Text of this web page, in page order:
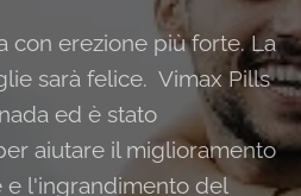
con erezione più forte. La
sarà felice. Vimax Pills
ed è stato
aiutare il miglioramento
e l'ingrandimento del